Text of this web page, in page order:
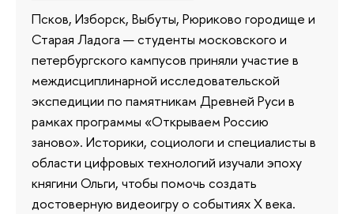
Псков, Изборск, Выбуты, Рюриково городище и
Старая Ладога — студенты московского и
петербургского кампусов приняли участие в
междисциплинарной исследовательской
экспедиции по памятникам Древней Руси в
рамках программы «Открываем Россию
заново». Историки, социологи и специалисты в
области цифровых технологий изучали эпоху
княгини Ольги, чтобы помочь создать
достоверную видеоигру о событиях X века.